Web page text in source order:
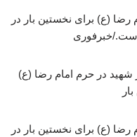
(ع) برای نخستین بار در
(ع) برای نخستین بار در